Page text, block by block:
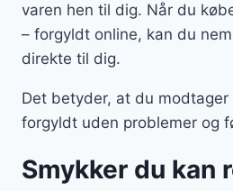
varen hen til dig. Når du
– forgyldt online, kan du
direkte til dig.
Det betyder, at du
forgyldt uden problemer og
Smykker du kan